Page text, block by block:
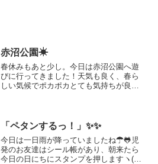
赤沼公園☀
春休みもあと少し。今日は赤沼公園へ遊
びに行ってきました！天気も良く、春ら
しい気候でポカポカとても気持ちが良い
グルグル回りなが...
「ペタンするっ！」✨✨
今日は一日雨が降っていましたね☂🐸児
発のお友達はシール帳があり、朝来たら
今日の日にちにスタンプを押しますヽ(✿ﾟ